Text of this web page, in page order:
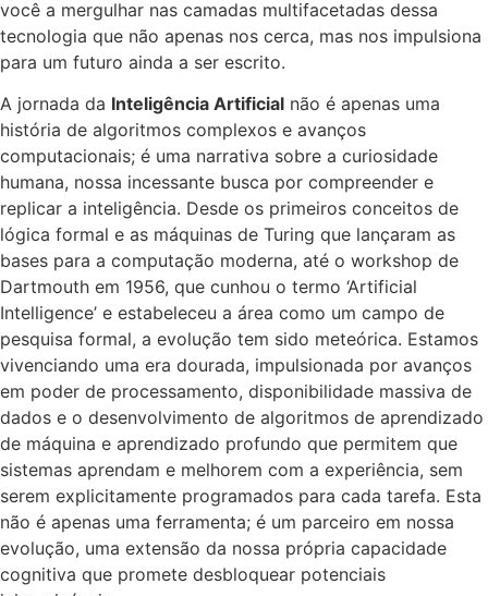
você a mergulhar nas camadas multifacetadas dessa
tecnologia que não apenas nos cerca, mas nos impulsiona
para um futuro ainda a ser escrito.
A jornada da Inteligência Artificial não é apenas uma
história de algoritmos complexos e avanços
computacionais; é uma narrativa sobre a curiosidade
humana, nossa incessante busca por compreender e
replicar a inteligência. Desde os primeiros conceitos de
lógica formal e as máquinas de Turing que lançaram as
bases para a computação moderna, até o workshop de
Dartmouth em 1956, que cunhou o termo ‘Artificial
Intelligence’ e estabeleceu a área como um campo de
pesquisa formal, a evolução tem sido meteórica. Estamos
vivenciando uma era dourada, impulsionada por avanços
em poder de processamento, disponibilidade massiva de
dados e o desenvolvimento de algoritmos de aprendizado
de máquina e aprendizado profundo que permitem que
sistemas aprendam e melhorem com a experiência, sem
serem explicitamente programados para cada tarefa. Esta
não é apenas uma ferramenta; é um parceiro em nossa
evolução, uma extensão da nossa própria capacidade
cognitiva que promete desbloquear potenciais